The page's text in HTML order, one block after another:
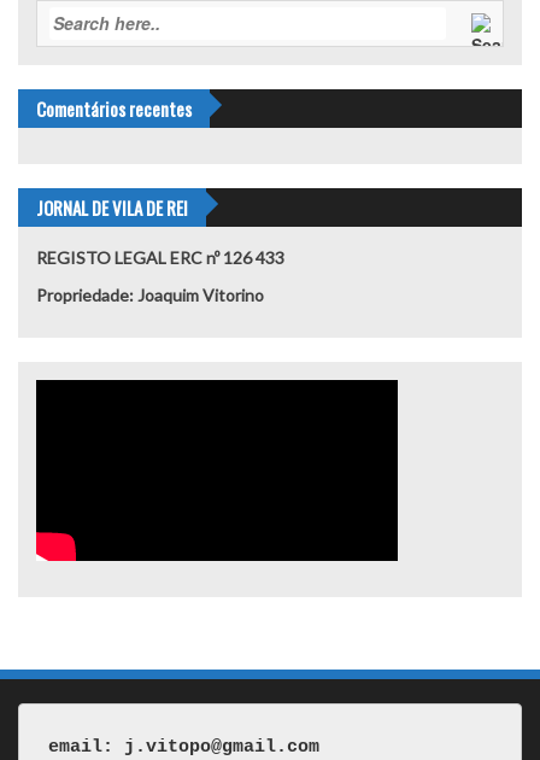
Comentários recentes
JORNAL DE VILA DE REI
REGISTO LEGAL ERC nº 126 433
Propriedade: Joaquim Vitorino
email: j.vitopo@gmail.com